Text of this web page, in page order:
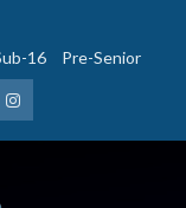
16 Pre-Senior
Instagram